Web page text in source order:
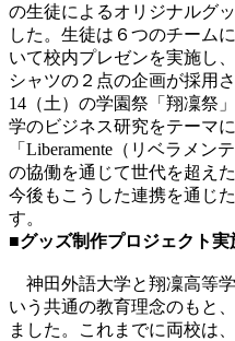
の生徒によるオリジナルグ
した。生徒は６つのチーム
いて校内プレゼンを実施し
シャツの２点の企画が採用
14（土）の学園祭「翔凜祭
学のビジネス研究をテーマ
「Liberamente（リベラメン
の協働を通じて世代を超え
今後もこうした連携を通じ
す。
■グッズ制作プロジェクト実
神田外語大学と翔凜高等
いう共通の教育理念のもと
ました。これまでに両校は